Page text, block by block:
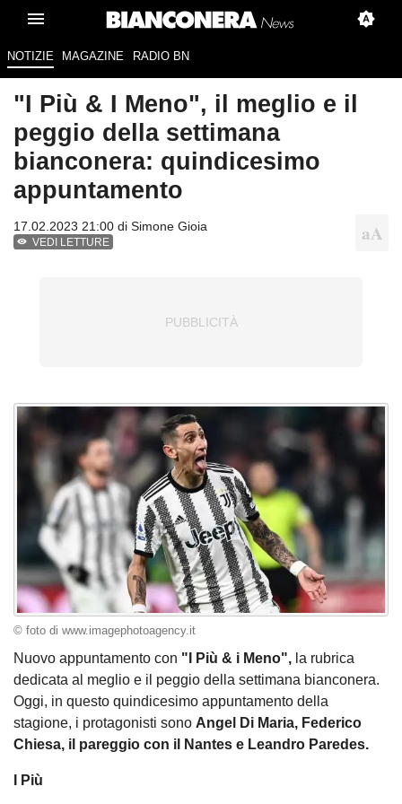
NOTIZIE MAGAZINE RADIO BN
"I Più & I Meno", il meglio e il
peggio della settimana
bianconera: quindicesimo
appuntamento
17.02.2023 21:00 di Simone Gioia
VEDI LETTURE
© foto di www.imagephotoagency.it
Nuovo appuntamento con "I Più & i Meno", la rubrica
dedicata al meglio e il peggio della settimana bianconera.
Oggi, in questo quindicesimo appuntamento della
stagione, i protagonisti sono Angel Di Maria, Federico
Chiesa, il pareggio con il Nantes e Leandro Paredes.
I Più